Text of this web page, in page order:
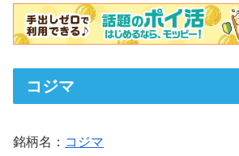
コジマ
銘柄名： コジマ